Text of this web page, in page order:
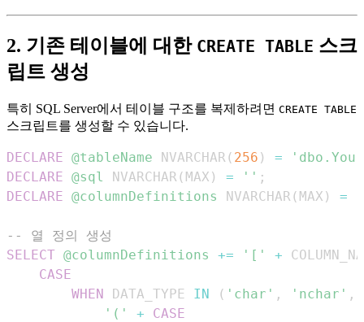
2. 기존 테이블에 대한 CREATE TABLE 스크
립트 생성
특히 SQL Server에서 테이블 구조를 복제하려면 CREATE TABLE
스크립트를 생성할 수 있습니다.
DECLARE @tableName NVARCHAR ( 256 ) =
DECLARE @sql NVARCHAR ( MAX ) = '' ;
DECLARE @columnDefinitions NVARCHAR ( MAX ) =
-- 열 정의 생성
SELECT @columnDefinitions += '[' +
CASE
WHEN DATA_TYPE IN ( 'char' , 'nchar' ,
'('
+
CASE